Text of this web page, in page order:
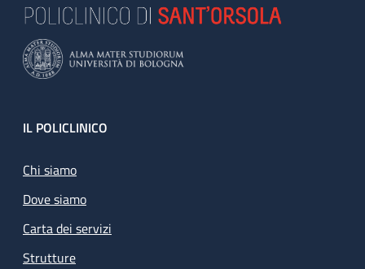
Footer
IL POLICLINICO
Chi siamo
Dove siamo
Carta dei servizi
Strutture